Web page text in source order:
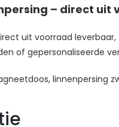
– direct
uit voorraad
of gepersonaliseerde
linnenpersing